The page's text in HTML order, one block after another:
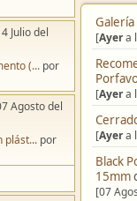
Galería
[Ayera
[Ayera
[Ayera
Black
15mm
[07
Julio del
(... por
Agosto del
plást... por